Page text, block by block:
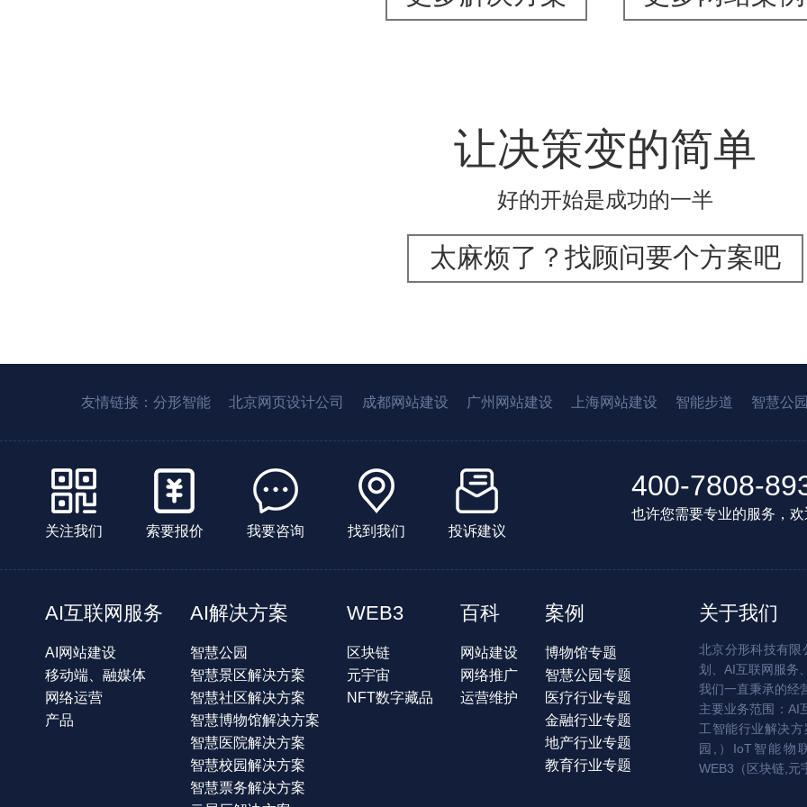
让决策变的简单
好的开始是成功的一半
太麻烦了？找顾问要个方案吧
友情链接： 分形智能 北京网页设计公司 成都网站建设 广州网站建设 上海网站建设 智能步道 智慧公园
关注我们 索要报价 我要咨询 找到我们 投诉建议
400-7808-
也许您需要专业的服务，
AI互联网服务
AI网站建设
移动端、融媒体
网络运营
产品
AI解决方案
智慧公园
智慧景区解决方案
智慧社区解决方案
智慧博物馆解决方案
智慧医院解决方案
智慧校园解决方案
智慧票务解决方案
WEB3
区块链
元宇宙
NFT数字藏品
百科
网站建设
网络推广
运营维护
案例
博物馆专题
智慧公园专题
医疗行业专题
金融行业专题
地产行业专题
教育行业专题
关于我们
北京分形科技有限
划、AI互联网服务
我们一直秉承的经
主要业务范围：AI
工智能行业解决
园,）IoT智能物
WEB3（区块链,元